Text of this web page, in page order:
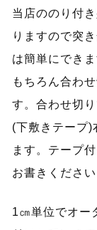
当店ののり付
りますので突
は簡単にできま
もちろん合わ
す。合わせ切
(下敷きテープ)
ます。テープ
お書きください
1㎝単位でオー